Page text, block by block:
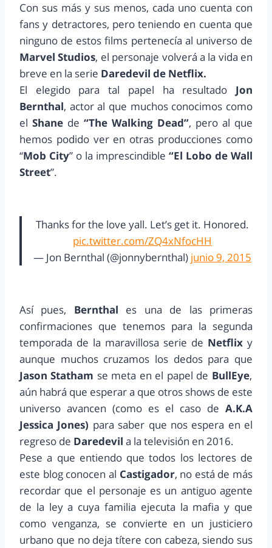
Con sus más y sus menos, cada uno cuenta con
fans y detractores, pero teniendo en cuenta que
ninguno de estos films pertenecía al universo de
Marvel Studios, el personaje volverá a la vida en
breve en la serie Daredevil de Netflix.
El elegido para tal papel ha resultado Jon
Bernthal, actor al que muchos conocimos como
el Shane de “The Walking Dead”, pero al que
hemos podido ver en otras producciones como
“Mob City” o la imprescindible “El Lobo de Wall
Street”.
Thanks for the love yall. Let’s get it. Honored.
pic.twitter.com/ZQ4xNfocHH
— Jon Bernthal (@jonnybernthal) junio 9, 2015
Así pues, Bernthal es una de las primeras
confirmaciones que tenemos para la segunda
temporada de la maravillosa serie de Netflix y
aunque muchos cruzamos los dedos para que
Jason Statham se meta en el papel de BullEye,
aún habrá que esperar a que otros shows de este
universo avancen (como es el caso de A.K.A
Jessica Jones) para saber que nos espera en el
regreso de Daredevil a la televisión en 2016.
Pese a que entiendo que todos los lectores de
este blog conocen al Castigador, no está de más
recordar que el personaje es un antiguo agente
de la ley a cuya familia ejecuta la mafia y que
como venganza, se convierte en un justiciero
urbano que no deja títere con cabeza, siendo sus